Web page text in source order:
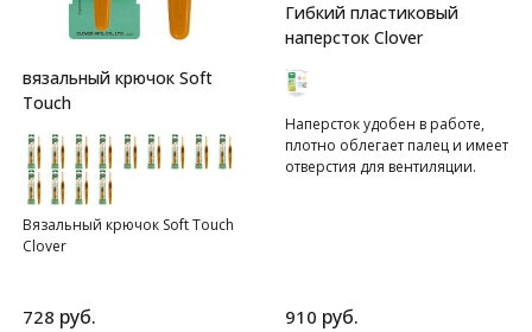
вязальный крючок Soft
Touch
Вязальный крючок Soft Touch
Clover
728 руб.
Гибкий пластиковый
наперсток Clover
Наперсток удобен в работе,
плотно облегает палец и имеет
отверстия для вентиляции.
910 руб.